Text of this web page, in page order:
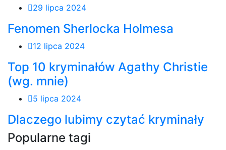
29 lipca 2024
Fenomen Sherlocka Holmesa
12 lipca 2024
Top 10 kryminałów Agathy Christie
(wg. mnie)
5 lipca 2024
Dlaczego lubimy czytać kryminały
Popularne tagi